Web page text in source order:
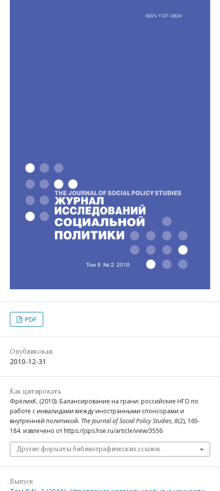
PDF
Опубликован
2010-12-31
Как цитировать
ФрёлихК. (2010). Балансирование на грани: российские НГО по
работе с инвалидами между иностранными спонсорами и
внутренней политикой. The Journal of Social Policy Studies, 8(2), 165-
184. извлечено от https://jsps.hse.ru/article/view/3556
Другие форматы библиографических ссылок
Выпуск